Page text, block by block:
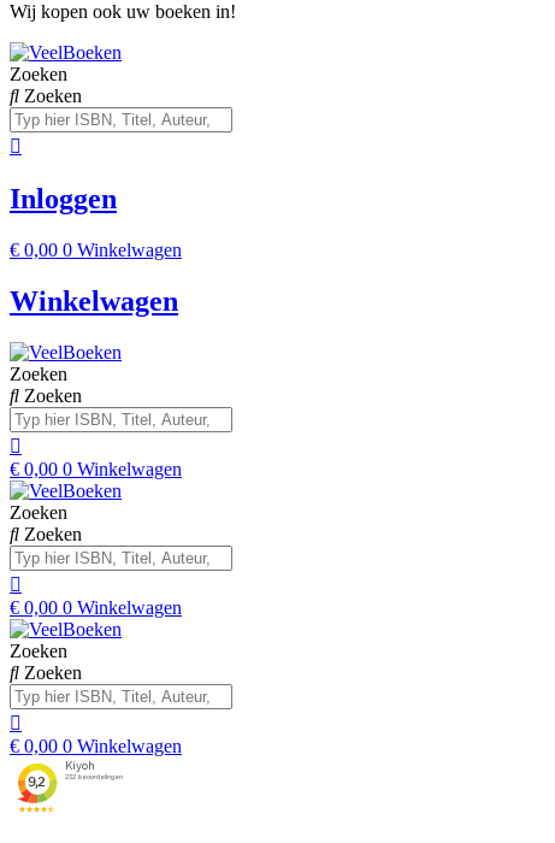
Wij kopen ook uw boeken in!
Zoeken
Zoeken
Inloggen
€ 0,00 0 Winkelwagen
Winkelwagen
Zoeken
Zoeken
€ 0,00 0 Winkelwagen
Zoeken
Zoeken
€ 0,00 0 Winkelwagen
Zoeken
Zoeken
€ 0,00 0 Winkelwagen